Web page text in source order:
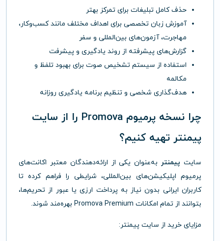
حذف کامل تبلیغات برای تمرکز بهتر
آموزش زبان تخصصی برای اهداف مختلف مانند کسب‌وکار،
مهاجرت، آزمون‌های بین‌المللی و سفر
گزارش‌های پیشرفته از روند یادگیری و پیشرفت
استفاده از سیستم تشخیص صوت برای بهبود تلفظ و
مکالمه
هدف‌گذاری شخصی و تنظیم برنامه یادگیری روزانه
چرا نسخه پرمیوم Promova را از سایت
پیمنتر تهیه کنیم؟
سایت پیمنتر به‌عنوان یکی از ارائه‌دهندگان معتبر اکانت‌های
پرمیوم اپلیکیشن‌های بین‌المللی، شرایطی را فراهم کرده تا
کاربران ایرانی بدون نیاز به پرداخت ارزی یا عبور از تحریم‌ها،
بتوانند از تمام امکانات Promova Premium بهره‌مند شوند.
مزایای خرید از سایت پیمنتر: